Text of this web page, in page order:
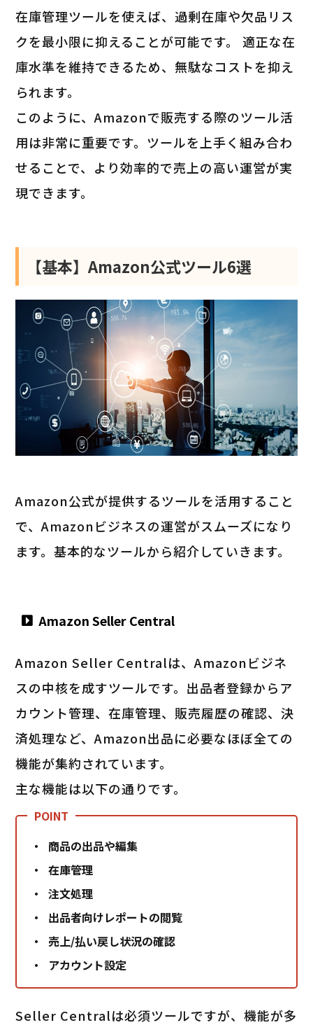
在庫管理ツールを使えば、過剰在庫や欠品リス
クを最小限に抑えることが可能です。 適正な在
庫水準を維持できるため、無駄なコストを抑え
られます。
このように、Amazonで販売する際のツール活
用は非常に重要です。ツールを上手く組み合わ
せることで、より効率的で売上の高い運営が実
現できます。
【基本】Amazon公式ツール6選
Amazon公式が提供するツールを活用すること
で、Amazonビジネスの運営がスムーズになり
ます。基本的なツールから紹介していきます。
Amazon Seller Central
Amazon Seller Centralは、Amazonビジネ
スの中核を成すツールです。出品者登録からア
カウント管理、在庫管理、販売履歴の確認、決
済処理など、Amazon出品に必要なほぼ全ての
機能が集約されています。
主な機能は以下の通りです。
商品の出品や編集
在庫管理
注文処理
出品者向けレポートの閲覧
売上/払い戻し状況の確認
アカウント設定
Seller Centralは必須ツールですが、機能が多